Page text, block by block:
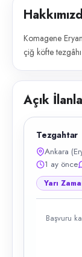
Komagene
çiğ köfte
Açık
Tezgahtar
Ankara
1 ay önce
Yarı
Başvuru